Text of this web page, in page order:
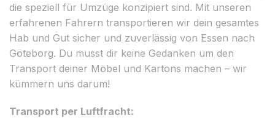
die speziell für Umzüge konzipiert sind. Mit unseren
erfahrenen Fahrern transportieren wir dein gesamtes
Hab und Gut sicher und zuverlässig von Essen nach
Göteborg. Du musst dir keine Gedanken um den
Transport deiner Möbel und Kartons machen – wir
kümmern uns darum!
Transport per Luftfracht: